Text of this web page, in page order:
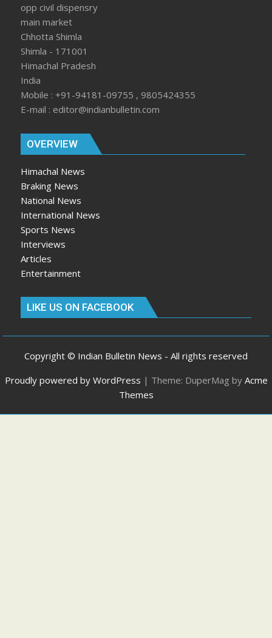
opp civil dispensry
main market
Chhotta Shimla
Shimla - 171001
Himachal Pradesh
India
Mobile : +91-94181-09755 , 9805424355
E-mail : editor@indianbulletin.com
OVERVIEW
Himachal News
Braking News
National News
International News
Sports News
Interviews
Articles
Entertainment
LIKE US ON FACEBOOK
Copyright © Indian Bulletin News - All rights reserved
Proudly powered by WordPress | Theme: DuperMag by Acme
Themes